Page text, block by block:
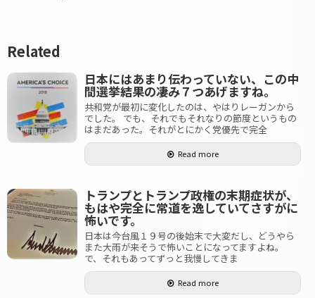
Related
日本にはあまり伝わっていない、この中
間選挙結果の凄み７つあげますね。
共和党が最初に変化したのは、やはりレーガンから
でした。 でも、それでもそれなりの節度というもの
はまだあった。それがとにかく党優先で完全
Read more
トランプとトランプ政権の末期症状が、
もはや完全に常道を逸していてさすがに
怖いです。
日本は今台風１９号の後始末で大変だし、どうやら
また大雨が来そうで怖いことになってますよね。
で、それもあってずっと我慢してきま
Read more